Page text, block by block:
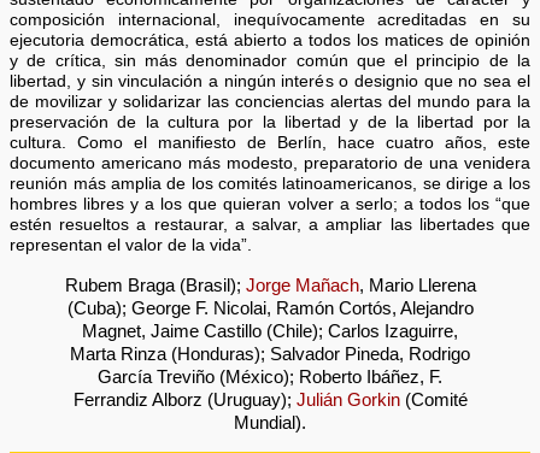
composición internacional, inequívocamente acreditadas en su
ejecutoria democrática, está abierto a todos los matices de opinión
y de crítica, sin más denominador común que el principio de la
libertad, y sin vinculación a ningún interés o designio que no sea el
de movilizar y solidarizar las conciencias alertas del mundo para la
preservación de la cultura por la libertad y de la libertad por la
cultura. Como el manifiesto de Berlín, hace cuatro años, este
documento americano más modesto, preparatorio de una venidera
reunión más amplia de los comités latinoamericanos, se dirige a los
hombres libres y a los que quieran volver a serlo; a todos los “que
estén resueltos a restaurar, a salvar, a ampliar las libertades que
representan el valor de la vida”.
Rubem Braga (Brasil); Jorge Mañach, Mario Llerena
(Cuba); George F. Nicolai, Ramón Cortós, Alejandro
Magnet, Jaime Castillo (Chile); Carlos Izaguirre,
Marta Rinza (Honduras); Salvador Pineda, Rodrigo
García Treviño (México); Roberto Ibáñez, F.
Ferrandiz Alborz (Uruguay); Julián Gorkin(Comité
Mundial).